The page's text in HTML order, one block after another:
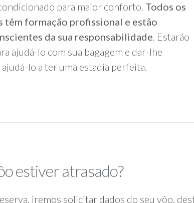
para maior conforto. Todos os
têm formação profissional e estão
da sua responsabilidade. Estarão
ajudá-lo com sua bagagem e dar-lhe
lo a ter uma estadia perfeita.
estiver atrasado?
iremos solicitar dados do seu vôo,